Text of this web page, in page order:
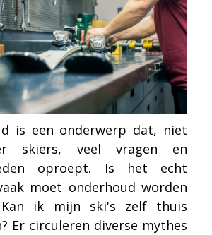
is een onderwerp dat, niet
skiërs, veel vragen en
oproept. Is het echt
moet onderhoud worden
Kan ik mijn ski's zelf thuis
Er circuleren diverse mythes